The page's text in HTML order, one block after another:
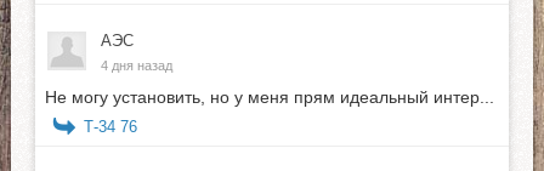
АЭС
4 дня назад
Не могу установить, но у меня прям идеальный интер...
Т-34 76